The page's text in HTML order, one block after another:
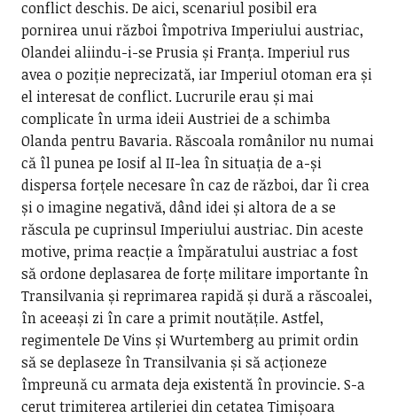
conflict deschis. De aici, scenariul posibil era
pornirea unui război împotriva Imperiului austriac,
Olandei aliindu-i-se Prusia și Franța. Imperiul rus
avea o poziție neprecizată, iar Imperiul otoman era și
el interesat de conflict. Lucrurile erau și mai
complicate în urma ideii Austriei de a schimba
Olanda pentru Bavaria. Răscoala românilor nu numai
că îl punea pe Iosif al II-lea în situația de a-și
dispersa forțele necesare în caz de război, dar îi crea
și o imagine negativă, dând idei și altora de a se
răscula pe cuprinsul Imperiului austriac. Din aceste
motive, prima reacție a împăratului austriac a fost
să ordone deplasarea de forțe militare importante în
Transilvania și reprimarea rapidă și dură a răscoalei,
în aceeași zi în care a primit noutățile. Astfel,
regimentele De Vins și Wurtemberg au primit ordin
să se deplaseze în Transilvania și să acționeze
împreună cu armata deja existentă în provincie. S-a
cerut trimiterea artileriei din cetatea Timișoara